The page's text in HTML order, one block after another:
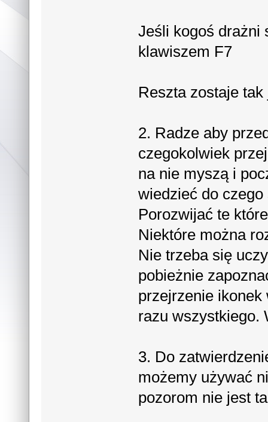
Jeśli kogoś drażni
klawiszem F7
Reszta zostaje
2. Radze aby
czegokolwiek
na nie myszą i
wiedzieć do czego
Porozwijać te
Niektóre można
Nie trzeba się
pobieżnie
przejrzenie ikonek
razu wszystkiego.
3. Do
możemy używać
pozorom nie jest